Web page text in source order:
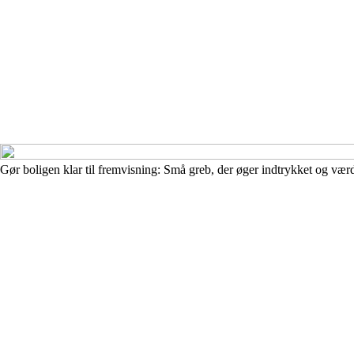
Gør boligen klar til fremvisning: Små greb, der øger indtrykket og